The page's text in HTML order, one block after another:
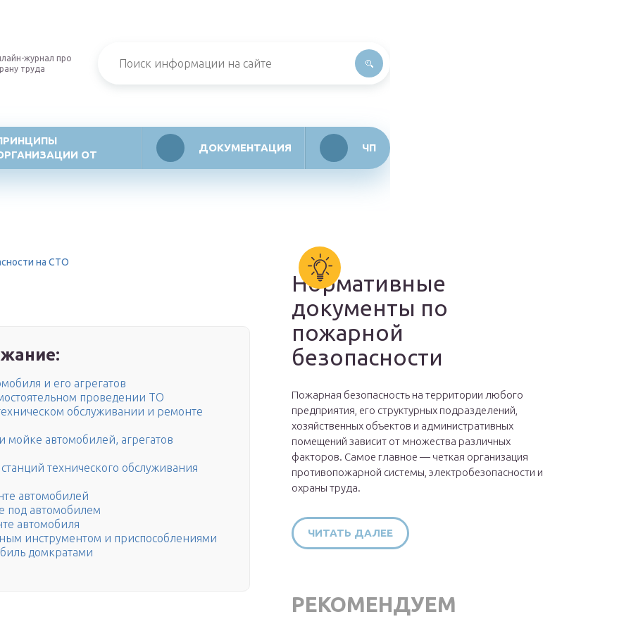
журнал про
труда
ОТ
ДОКУМЕНТАЦИЯ ЧП
на СТО
и его агрегатов
проведении ТО
обслуживании и ремонте
мойке автомобилей, агрегатов
технического обслуживания
автомобилей
под автомобилем
автомобиля
инструментом и приспособлениями
домкратами
Нормативные
документы по
пожарной
безопасности
Пожарная безопасность на территории любого
предприятия, его структурных подразделений,
хозяйственных объектов и административных
помещений зависит от множества различных
факторов. Самое главное — четкая организация
противопожарной системы, электробезопасности и
охраны труда.
ЧИТАТЬ ДАЛЕЕ
РЕКОМЕНДУЕМ